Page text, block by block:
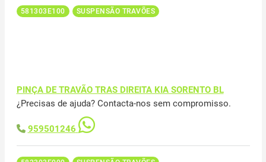
581303E100 SUSPENSÃO TRAVÕES
PINÇA DE TRAVÃO TRAS DIREITA KIA SORENTO BL
¿Precisas de ajuda? Contacta-nos sem compromisso.
959501246